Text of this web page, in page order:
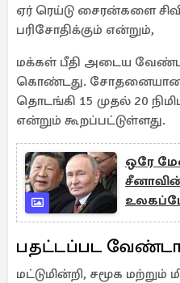
ஏர் ரெய்டு சைரன்களை
பரிசோதிக்கும் என்றும்,
மக்கள் பீதி அடைய
கொண்டது.
தொடங்கி 15 முதல் 20
என்றும் கூறப்பட்டுள்ளது.
ஒரே
பதட்டப்பட
மட்டுமின்றி, சமூக